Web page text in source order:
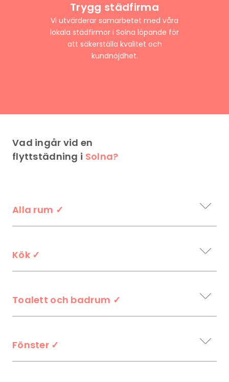
Trygg städfirma
Vi utvärderar samarbetet med våra
lokala städfirmor i Solna löpande för
att säkerställa kvalitet och
kundnöjdhet.
Vad ingår vid en
flyttstädning i Solna?
Alla rum ✓
Kök ✓
Toalett och badrum ✓
Fönster ✓